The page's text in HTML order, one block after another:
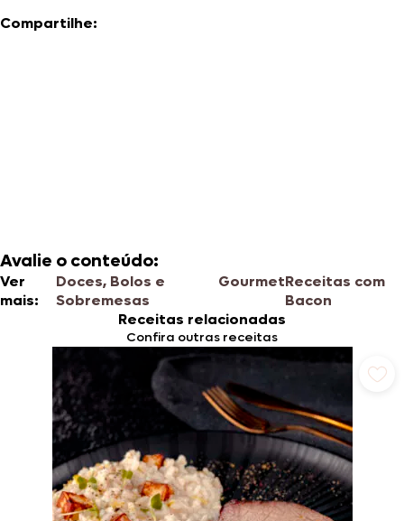
Compartilhe:
Avalie o conteúdo:
Ver
mais:
Doces, Bolos e
Sobremesas
GourmetReceitas com
Bacon
Receitas relacionadas
Confira outras receitas